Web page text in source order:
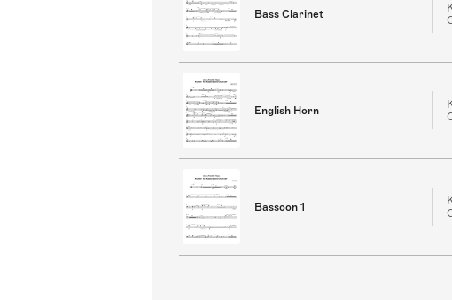
Bass Clarinet
English Horn
Bassoon 1